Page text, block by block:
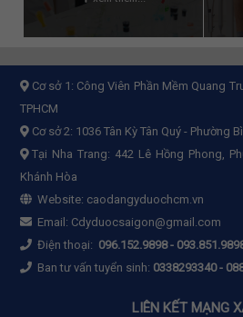
Cơ sở 1: Công Viên Phần Mềm Quang
TPHCM
Cơ sở 2: 1036 Tân Kỳ Tân Quý - Phường
Tại Nha Trang: 442 Lê Hồng Phong,
Khánh Hòa
Website: caodangyduochcm.vn
Email: Cdyduocsaigon@gmail.com
Điện thoại: 096.152.9898-
Ban tư vấn tuyển sinh: 0338293340 -
LIÊN KẾT MẠNG